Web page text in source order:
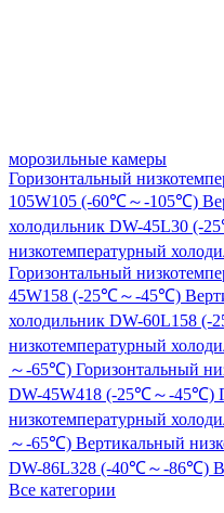
морозильные камеры
Горизонтальный
105W105 (-60℃～-105℃)
холодильник DW-45L30 (-
низкотемпературный
Горизонтальный
45W158 (-25℃～-45℃)
холодильник DW-60L158
низкотемпературный
～-65℃) Горизонтальный
DW-45W418 (-25℃～-45℃)
низкотемпературный
～-65℃) Вертикальный
DW-86L328 (-40℃～-86℃)
Все категории